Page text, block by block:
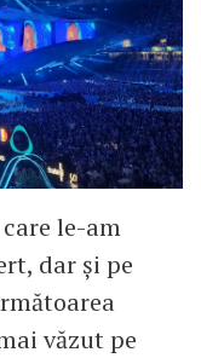
le-am
dar și pe
văzut pe